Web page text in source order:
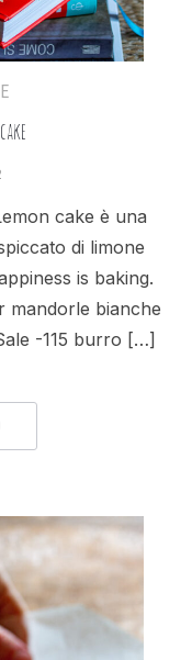
cake è una
di limone
is baking.
mandorle bianche
-115 burro […]